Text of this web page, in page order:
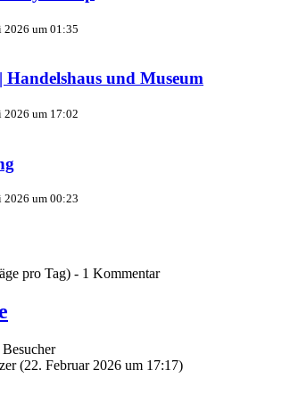
2026 um 01:35
Handelshaus und Museum
2026 um 17:02
2026 um 00:23
pro Tag) - 1 Kommentar
(22. Februar 2026 um 17:17)